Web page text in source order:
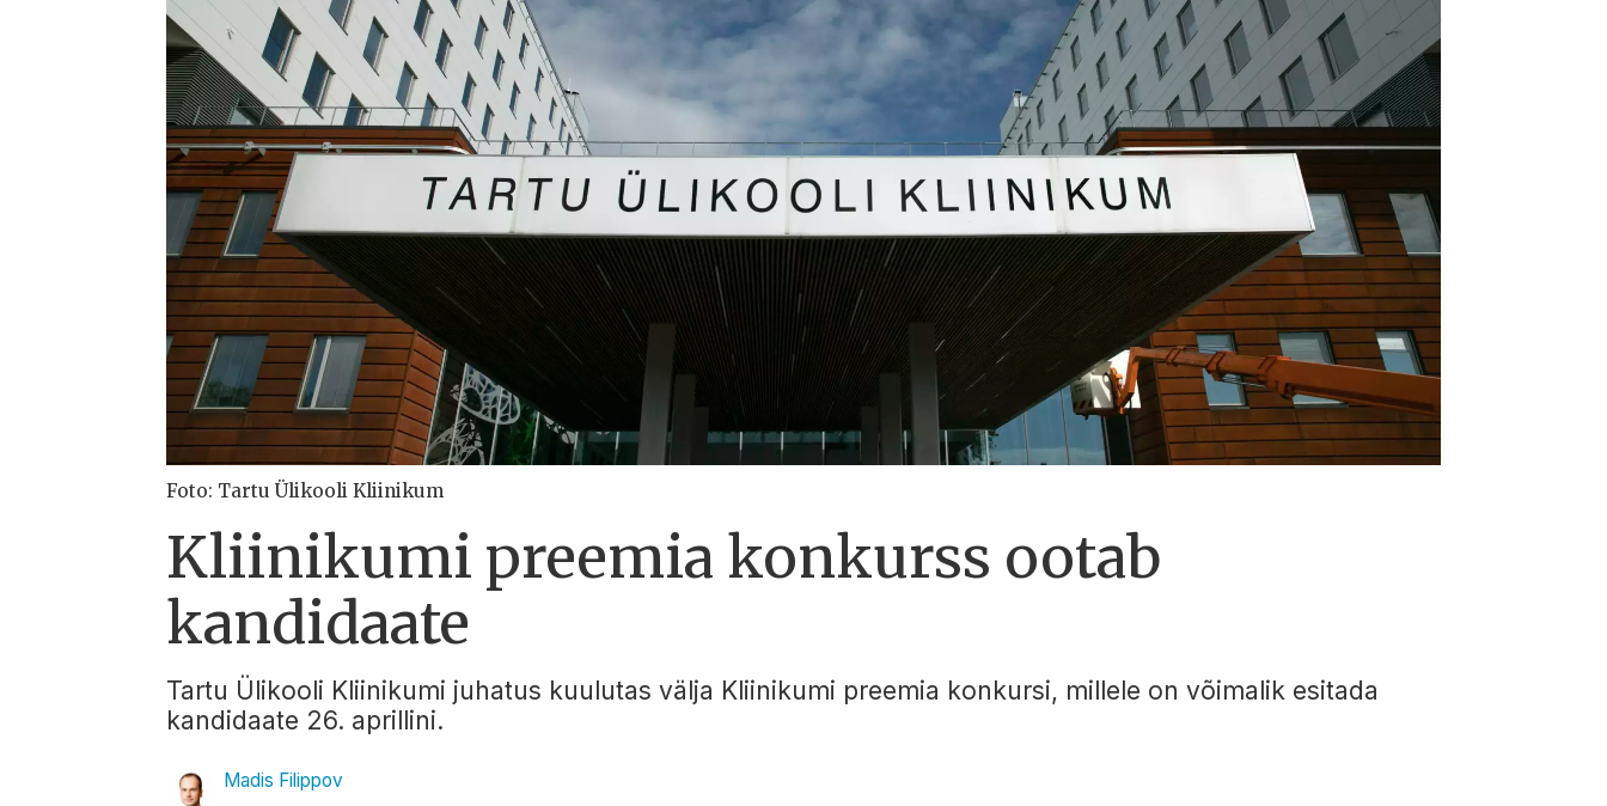
Foto: Tartu Ülikooli Kliinikum
Kliinikumi preemia konkurss ootab
kandidaate
Tartu Ülikooli Kliinikumi juhatus kuulutas välja Kliinikumi preemia konkursi, millele on võimalik esitada
kandidaate 26. aprillini.
Madis Filippov